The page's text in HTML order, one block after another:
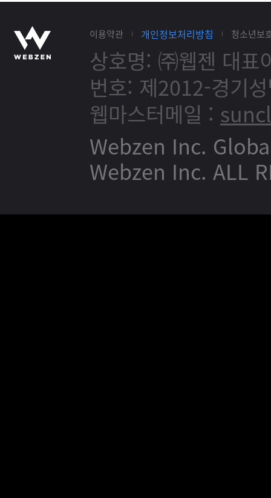
이용약관 개인정보처리방침 청소년보
상호명: ㈜웹젠 대표
번호: 제2012-경기
웹마스터메일 :
Webzen Inc.
Webzen Inc. ALL